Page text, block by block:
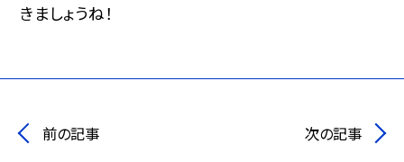
きましょうね！
前の記事 次の記事